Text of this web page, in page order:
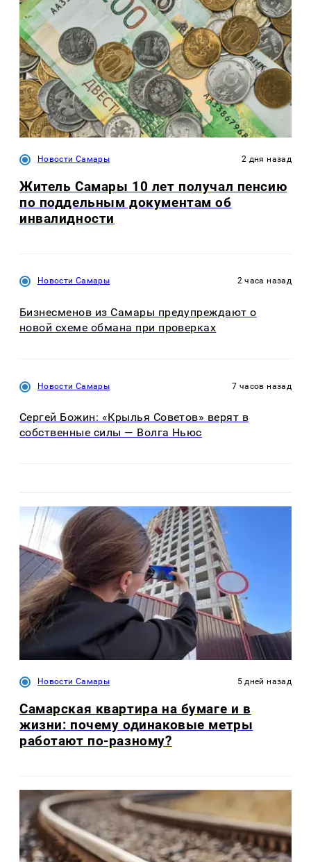
Новости Самары 2 дня назад
Житель Самары 10 лет получал пенсию
по поддельным документам об
инвалидности
Новости Самары 2 часа назад
Бизнесменов из Самары предупреждают о
новой схеме обмана при проверках
Новости Самары 7 часов назад
Сергей Божин: «Крылья Советов» верят в
собственные силы — Волга Ньюс
Новости Самары 5 дней назад
Самарская квартира на бумаге и в
жизни: почему одинаковые метры
работают по-разному?